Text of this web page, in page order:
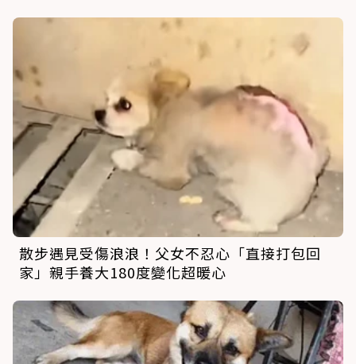
散步遇見受傷浪浪！父女不忍心「直接打包回
家」親手養大180度變化超暖心